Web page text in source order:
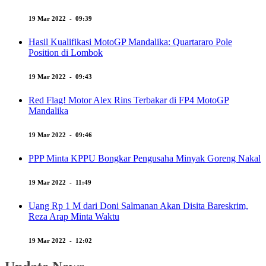
19 Mar 2022 - 09:39
Hasil Kualifikasi MotoGP Mandalika: Quartararo Pole
Position di Lombok
19 Mar 2022 - 09:43
Red Flag! Motor Alex Rins Terbakar di FP4 MotoGP
Mandalika
19 Mar 2022 - 09:46
PPP Minta KPPU Bongkar Pengusaha Minyak Goreng Nakal
19 Mar 2022 - 11:49
Uang Rp 1 M dari Doni Salmanan Akan Disita Bareskrim,
Reza Arap Minta Waktu
19 Mar 2022 - 12:02